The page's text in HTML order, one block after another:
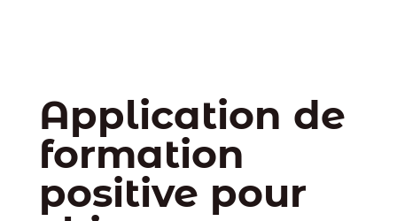
Application de
formation
positive pour